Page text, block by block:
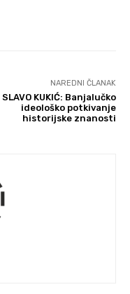
NAREDNI ČLANAK
SLAVO KUKIĆ: Banjalučko
ideološko potkivanje
historijske znanosti